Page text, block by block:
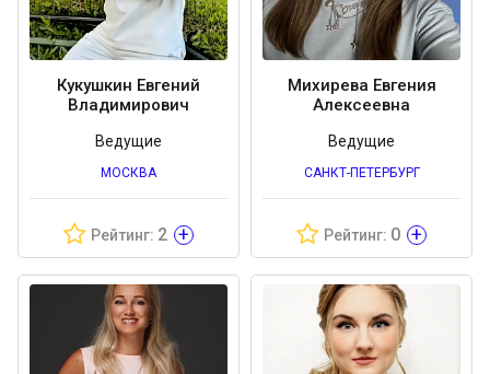
Кукушкин Евгений
Владимирович
Ведущие
МОСКВА
Рейтинг: 2 +
Михирева Евгения
Алексеевна
Ведущие
САНКТ-ПЕТЕРБУРГ
Рейтинг: 0 +